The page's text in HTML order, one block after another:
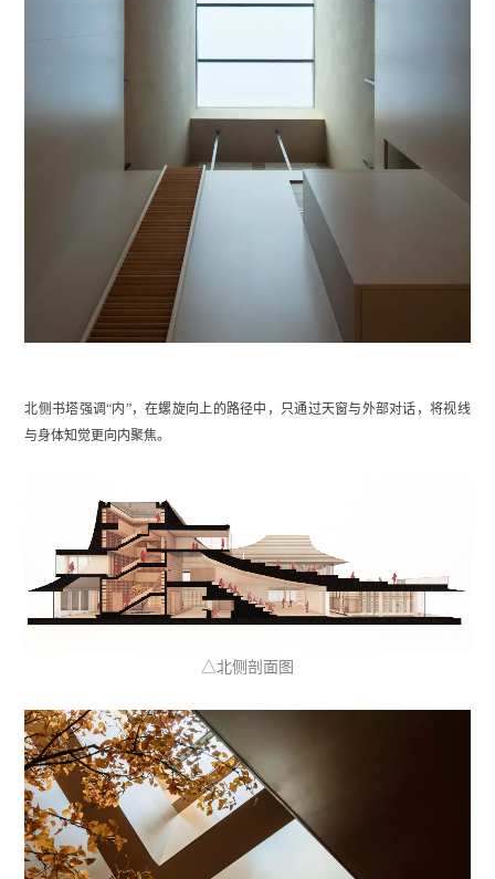
北侧书塔强调“内”，在螺旋向上的路径中，只通过天窗与外部对话，将视线
与身体知觉更向内聚焦。
△北侧剖面图